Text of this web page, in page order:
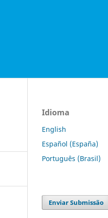
Idioma
English
Español (España)
Português (Brasil)
Enviar Submissão